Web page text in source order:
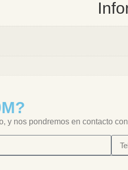
y nos pondremos en contacto